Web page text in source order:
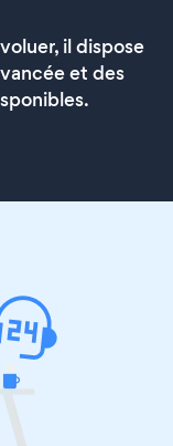
il dispose
et des